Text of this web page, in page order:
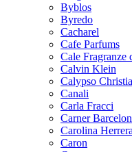
Byblos
Byredo
Cacharel
Cafe Parfums
Cale Fragranze
Calvin Klein
Calypso
Canali
Carla Fracci
Carner
Carolina Herrera
Caron